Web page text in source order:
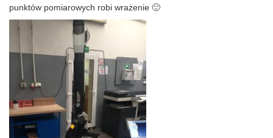
punktów pomiarowych robi wrażenie 🙂